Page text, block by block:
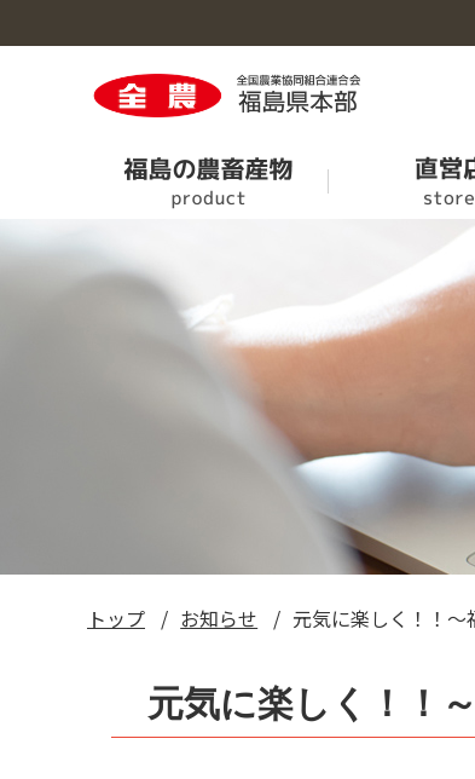
福島の農畜産物のトップへ
直営店のトップへ
営農情報のトップへ
次回せり市の情報
特別栽培農産物認証業務終了のお知らせ
くらしのサービスのトップへ
葬儀・斎場案内
事業概要のトップへ
事業所・施設一覧
トップ お知らせ 元気に楽しく！！
元気に楽しく！！